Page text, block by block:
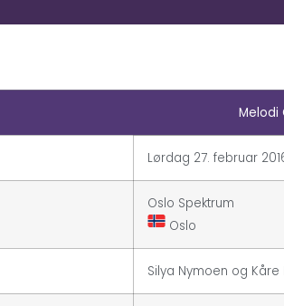
Melodi
Lørdag 27. februar
Oslo Spektrum
Oslo
Silya Nymoen og Kåre